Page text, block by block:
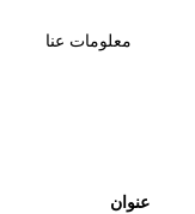
معلومات عنا
عنوان